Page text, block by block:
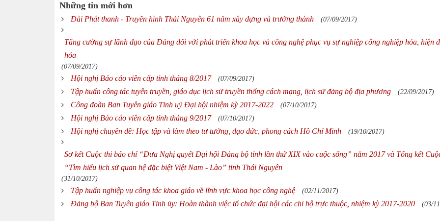
Những tin mới hơn
Đài Phát thanh - Truyền hình Thái Nguyên 61 năm xây dựng và trưởng thành (07/09/2017)
Tăng cường sự lãnh đạo của Đảng đối với phát triển khoa học và công nghệ phục vụ sự nghiệp công nghiệp hóa, hiện
hóa
(07/09/2017)
Hội nghị Báo cáo viên cấp tỉnh tháng 8/2017 (07/09/2017)
Tập huấn công tác tuyên truyền, giáo dục lịch sử truyền thống cách mạng, lịch sử đảng bộ địa phương (22/09/2017)
Công đoàn Ban Tuyên giáo Tỉnh uỷ Đại hội nhiệm kỳ 2017-2022 (07/10/2017)
Hội nghị Báo cáo viên cấp tỉnh tháng 9/2017 (07/10/2017)
Hội nghị chuyên đề: Học tập và làm theo tư tưởng, đạo đức, phong cách Hồ Chí Minh (19/10/2017)
Sơ kết Cuộc thi báo chí “Đưa Nghị quyết Đại hội Đảng bộ tỉnh lần thứ XIX vào cuộc sống” năm 2017 và Tổng kết
“Tìm hiểu lịch sử quan hệ đặc biệt Việt Nam - Lào” tỉnh Thái Nguyên
(31/10/2017)
Tập huấn nghiệp vụ công tác khoa giáo về lĩnh vực khoa học công nghệ (02/11/2017)
Đảng bộ Ban Tuyên giáo Tỉnh ủy: Hoàn thành việc tổ chức đại hội các chi bộ trực thuộc, nhiệm kỳ 2017-2020 (03/